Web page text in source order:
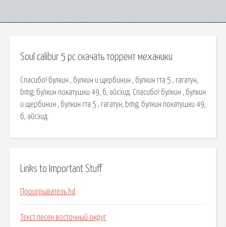
Soul calibur 5 pc скачать торрент механики
Спасибо! булкин , булкин и щербинин , булкин гта 5 , гагатун,
bmg, булкин покатушки 49, б, айсэид. Спасибо! булкин , булкин
и щербинин , булкин гта 5 , гагатун, bmg, булкин покатушки 49,
б, айсэид.
Links to Important Stuff
Проигрыватель hd
Текст песен восточный округ